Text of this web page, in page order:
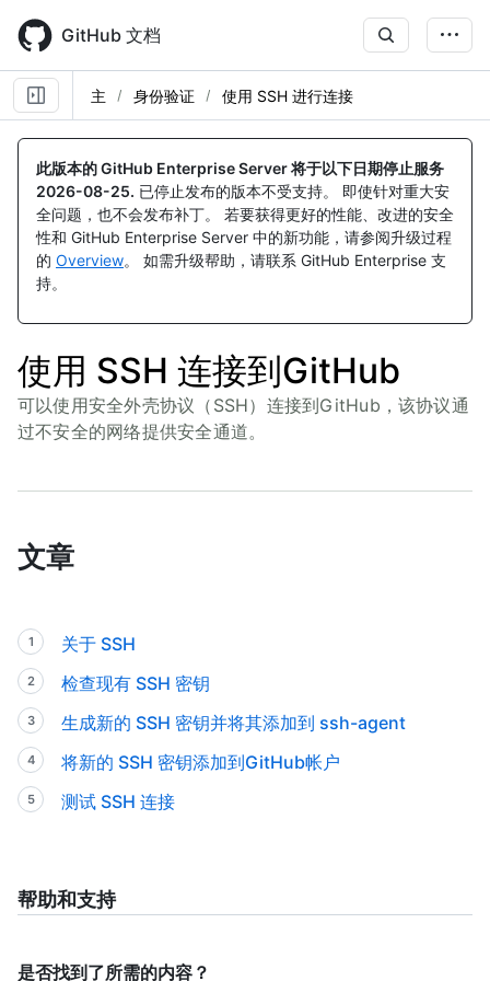
main
content
GitHub 文档
主 身份验证 使用 SSH 进行连接
此版本的 GitHub Enterprise Server 将于以下日期停止服务
2026-08-25. 已停止发布的版本不受支持。 即使针对重大安
全问题，也不会发布补丁。 若要获得更好的性能、改进的安全
性和 GitHub Enterprise Server 中的新功能，请参阅升级过程
的 Overview。 如需升级帮助，请联系 GitHub Enterprise 支
持。
使用 SSH 连接到GitHub
可以使用安全外壳协议（SSH）连接到GitHub，该协议通
过不安全的网络提供安全通道。
文章
关于 SSH
检查现有 SSH 密钥
生成新的 SSH 密钥并将其添加到 ssh-agent
将新的 SSH 密钥添加到GitHub帐户
测试 SSH 连接
帮助和支持
是否找到了所需的内容？